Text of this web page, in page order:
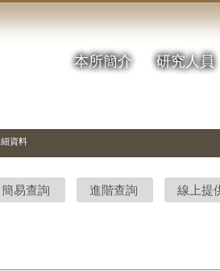
本所簡介 研究人員
資料
簡易查詢 進階查詢 線上提